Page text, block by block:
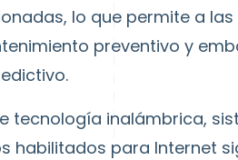
lo que permite a
preventivo y
tecnología inalámbrica,
habilitados para Internet